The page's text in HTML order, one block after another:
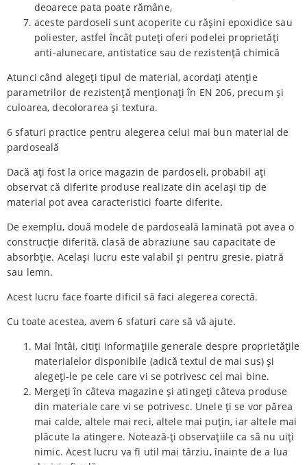
deoarece pata poate rămâne,
aceste pardoseli sunt acoperite cu rășini epoxidice sau
poliester, astfel încât puteți oferi podelei proprietăți
anti-alunecare, antistatice sau de rezistență chimică
Atunci când alegeți tipul de material, acordați atenție
parametrilor de rezistență menționați în EN 206, precum și
culoarea, decolorarea și textura.
6 sfaturi practice pentru alegerea celui mai bun material de
pardoseală
Dacă ați fost la orice magazin de pardoseli, probabil ați
observat că diferite produse realizate din același tip de
material pot avea caracteristici foarte diferite.
De exemplu, două modele de pardoseală laminată pot avea o
construcție diferită, clasă de abraziune sau capacitate de
absorbție. Același lucru este valabil și pentru gresie, piatră
sau lemn.
Acest lucru face foarte dificil să faci alegerea corectă.
Cu toate acestea, avem 6 sfaturi care să vă ajute.
Mai întâi, citiți informațiile generale despre proprietățile
materialelor disponibile (adică textul de mai sus) și
alegeți-le pe cele care vi se potrivesc cel mai bine.
Mergeți în câteva magazine și atingeți câteva produse
din materiale care vi se potrivesc. Unele ți se vor părea
mai calde, altele mai reci, altele mai puțin, iar altele mai
plăcute la atingere. Notează-ți observațiile ca să nu uiți
nimic. Acest lucru va fi util mai târziu, înainte de a lua